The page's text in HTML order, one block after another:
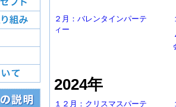
２月：バレンタインパーテ
ィー
2024年
１２月：クリスマスパーテ